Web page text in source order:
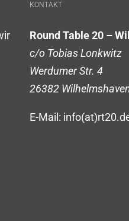
KONTAKT
Round Table 20 –
c/o Tobias Lonkwitz
Werdumer Str. 4
26382
E-Mail: